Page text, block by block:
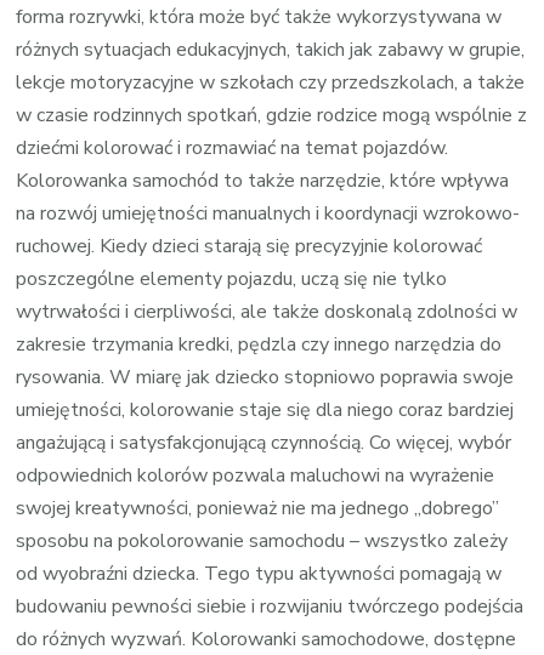
forma rozrywki, która może być także wykorzystywana w
różnych sytuacjach edukacyjnych, takich jak zabawy w grupie,
lekcje motoryzacyjne w szkołach czy przedszkolach, a także
w czasie rodzinnych spotkań, gdzie rodzice mogą wspólnie z
dziećmi kolorować i rozmawiać na temat pojazdów.
Kolorowanka samochód to także narzędzie, które wpływa
na rozwój umiejętności manualnych i koordynacji wzrokowo-
ruchowej. Kiedy dzieci starają się precyzyjnie kolorować
poszczególne elementy pojazdu, uczą się nie tylko
wytrwałości i cierpliwości, ale także doskonalą zdolności w
zakresie trzymania kredki, pędzla czy innego narzędzia do
rysowania. W miarę jak dziecko stopniowo poprawia swoje
umiejętności, kolorowanie staje się dla niego coraz bardziej
angażującą i satysfakcjonującą czynnością. Co więcej, wybór
odpowiednich kolorów pozwala maluchowi na wyrażenie
swojej kreatywności, ponieważ nie ma jednego „dobrego”
sposobu na pokolorowanie samochodu – wszystko zależy
od wyobraźni dziecka. Tego typu aktywności pomagają w
budowaniu pewności siebie i rozwijaniu twórczego podejścia
do różnych wyzwań. Kolorowanki samochodowe, dostępne